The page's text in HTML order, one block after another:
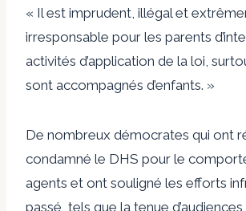
« Il est imprudent, illégal et
irresponsable pour les parents
activités d’application de la loi,
sont accompagnés d’enfants. »
De nombreux démocrates qui ont
condamné le DHS pour le
agents et ont souligné les efforts
passé, tels que la tenue d’audiences